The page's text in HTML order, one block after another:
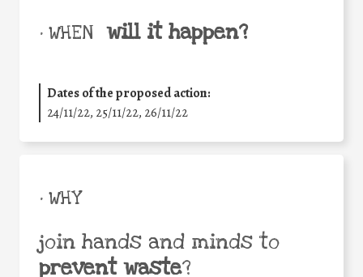
• WHEN will it happen?
Dates of the proposed action:
24/11/22, 25/11/22, 26/11/22
• WHY
join hands and minds to
prevent waste?